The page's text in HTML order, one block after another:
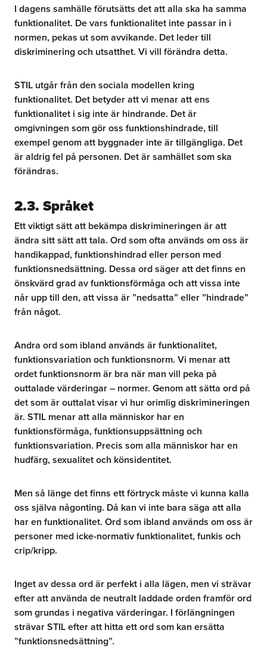
I dagens samhälle förutsätts det att alla ska ha samma
funktionalitet. De vars funktionalitet inte passar in i
normen, pekas ut som avvikande. Det leder till
diskriminering och utsatthet. Vi vill förändra detta.
STIL utgår från den sociala modellen kring
funktionalitet. Det betyder att vi menar att ens
funktionalitet i sig inte är hindrande. Det är
omgivningen som gör oss funktionshindrade, till
exempel genom att byggnader inte är tillgängliga. Det
är aldrig fel på personen. Det är samhället som ska
förändras.
2.3. Språket
Ett viktigt sätt att bekämpa diskrimineringen är att
ändra sitt sätt att tala. Ord som ofta används om oss är
handikappad, funktionshindrad eller person med
funktionsnedsättning. Dessa ord säger att det finns en
önskvärd grad av funktionsförmåga och att vissa inte
når upp till den, att vissa är ”nedsatta” eller ”hindrade”
från något.
Andra ord som ibland används är funktionalitet,
funktionsvariation och funktionsnorm. Vi menar att
ordet funktionsnorm är bra när man vill peka på
outtalade värderingar – normer. Genom att sätta ord på
det som är outtalat visar vi hur orimlig diskrimineringen
är. STIL menar att alla människor har en
funktionsförmåga, funktionsuppsättning och
funktionsvariation. Precis som alla människor har en
hudfärg, sexualitet och könsidentitet.
Men så länge det finns ett förtryck måste vi kunna kalla
oss själva någonting. Då kan vi inte bara säga att alla
har en funktionalitet. Ord som ibland används om oss är
personer med icke-normativ funktionalitet, funkis och
crip/kripp.
Inget av dessa ord är perfekt i alla lägen, men vi strävar
efter att använda de neutralt laddade orden framför ord
som grundas i negativa värderingar. I förlängningen
strävar STIL efter att hitta ett ord som kan ersätta
”funktionsnedsättning”.